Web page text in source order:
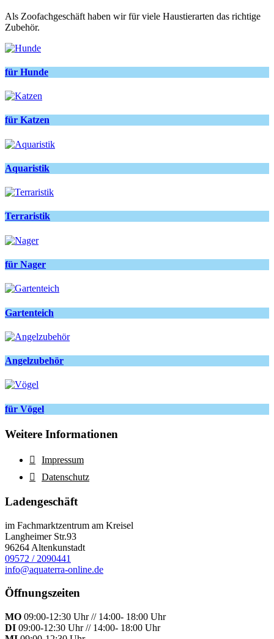
Als Zoofachgeschäft haben wir für viele Haustierarten das richtige
Zubehör.
für Hunde
für Katzen
Aquaristik
Terraristik
für Nager
Gartenteich
Angelzubehör
für Vögel
Weitere Informationen
Impressum
Datenschutz
Ladengeschäft
im Fachmarktzentrum am Kreisel
Langheimer Str.93
96264 Altenkunstadt
09572 / 2090441
info@aquaterra-online.de
Öffnungszeiten
MO 09:00-12:30 Uhr // 14:00- 18:00 Uhr
DI 09:00-12:30 Uhr // 14:00- 18:00 Uhr